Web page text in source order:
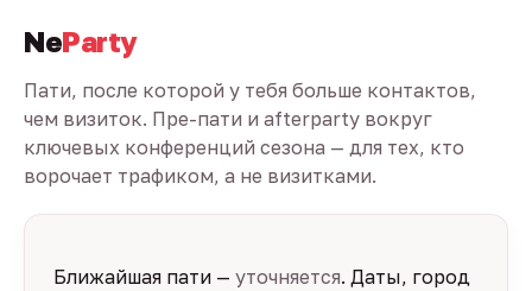
NeParty
Пати, после которой у тебя больше контактов,
чем визиток. Пре-пати и afterparty вокруг
ключевых конференций сезона — для тех, кто
ворочает трафиком, а не визитками.
Ближайшая пати — уточняется. Даты, город